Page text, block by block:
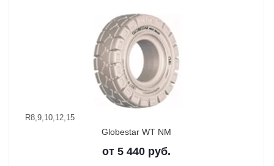
R8,9,10,12,15
Globestar WT NM
от 5 440 руб.